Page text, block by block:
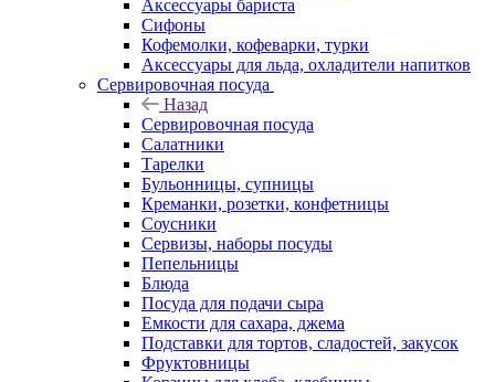
Аксессуары бариста
Сифоны
Кофемолки, кофеварки, турки
Аксессуары для льда, охладители напитков
Сервировочная посуда
Назад
Сервировочная посуда
Салатники
Тарелки
Бульонницы, супницы
Креманки, розетки, конфетницы
Соусники
Сервизы, наборы посуды
Пепельницы
Блюда
Посуда для подачи сыра
Емкости для сахара, джема
Подставки для тортов, сладостей, закусок
Фруктовницы